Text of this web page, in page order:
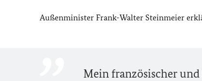
Außenminister Frank-Walter Steinmeier
Mein französischer